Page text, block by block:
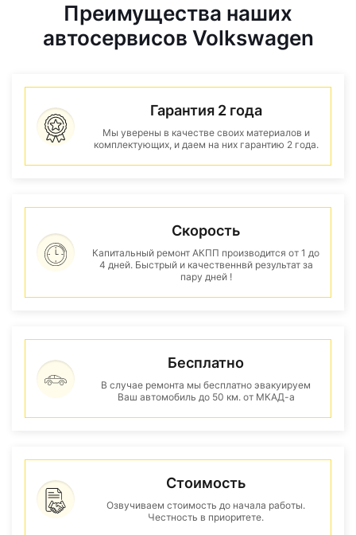
Преимущества наших
автосервисов Volkswagen
Гарантия 2 года
Мы уверены в качестве своих материалов и
комплектующих, и даем на них гарантию 2 года.
Скорость
Капитальный ремонт АКПП производится от 1 до
4 дней. Быстрый и качественнвй результат за
пару дней !
Бесплатно
В случае ремонта мы бесплатно эвакуируем
Ваш автомобиль до 50 км. от МКАД-а
Стоимость
Озвучиваем стоимость до начала работы.
Честность в приоритете.